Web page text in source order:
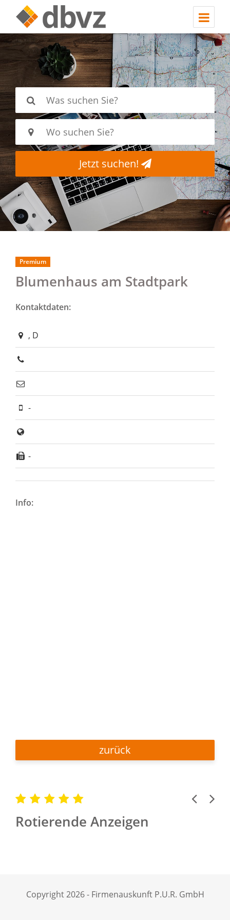
Jetzt suchen!
Blumenhaus am Stadtpark
Premium
Kontaktdaten:
, D
-
-
Info:
zurück
Rotierende Anzeigen
Previous
Next
Copyright 2026 - Firmenauskunft P.U.R. GmbH